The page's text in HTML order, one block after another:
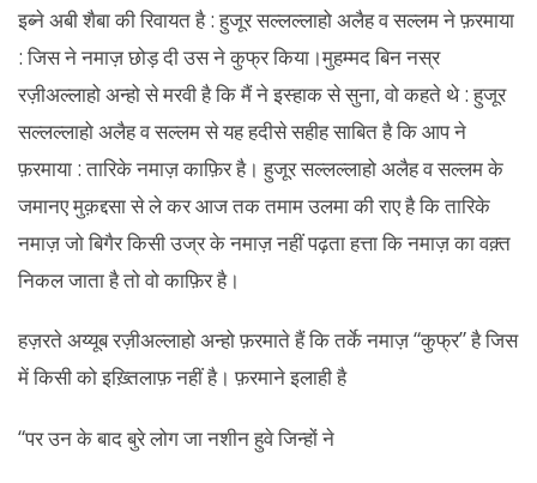
इब्ने अबी शैबा की रिवायत है : हुजूर सल्लल्लाहो अलैह व सल्लम ने फ़रमाया
: जिस ने नमाज़ छोड़ दी उस ने कुफ्र किया।मुहम्मद बिन नस्र
रज़ीअल्लाहो अन्हो से मरवी है कि मैं ने इस्हाक से सुना, वो कहते थे : हुजूर
सल्लल्लाहो अलैह व सल्लम से यह हदीसे सहीह साबित है कि आप ने
फ़रमाया : तारिके नमाज़ काफ़िर है। हुजूर सल्लल्लाहो अलैह व सल्लम के
जमानए मुक़द्दसा से ले कर आज तक तमाम उलमा की राए है कि तारिके
नमाज़ जो बिगैर किसी उज्र के नमाज़ नहीं पढ़ता हत्ता कि नमाज़ का वक़्त
निकल जाता है तो वो काफ़िर है।
हज़रते अय्यूब रज़ीअल्लाहो अन्हो फ़रमाते हैं कि तर्के नमाज़ “कुफ्र” है जिस
में किसी को इख़्तिलाफ़ नहीं है। फ़रमाने इलाही है
“पर उन के बाद बुरे लोग जा नशीन हुवे जिन्हों ने